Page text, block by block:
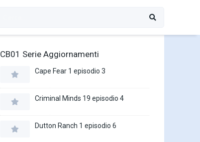
CB01 Serie Aggiornamenti
Cape Fear 1 episodio 3
Criminal Minds 19 episodio 4
Dutton Ranch 1 episodio 6